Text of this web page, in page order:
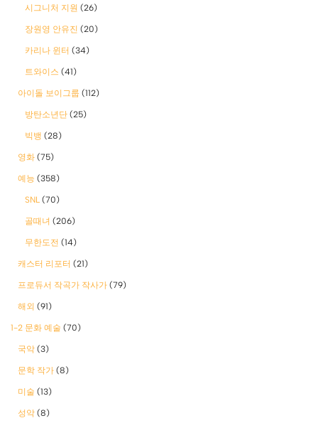
시그니처 지원 (26)
장원영 안유진 (20)
카리나 윈터 (34)
트와이스 (41)
아이돌 보이그룹 (112)
방탄소년단 (25)
빅뱅 (28)
영화 (75)
예능 (358)
SNL (70)
골때녀 (206)
무한도전 (14)
캐스터 리포터 (21)
프로듀서 작곡가 작사가 (79)
해외 (91)
1-2 문화 예술 (70)
국악 (3)
문학 작가 (8)
미술 (13)
성악 (8)